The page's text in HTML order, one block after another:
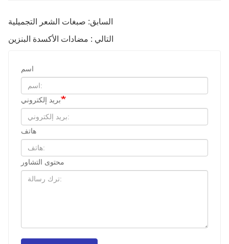
السابق: صبغات الشعر التجميلية
التالي : مضادات الأكسدة البنزين
اسم
بريد إلكتروني
هاتف
محتوى التشاور